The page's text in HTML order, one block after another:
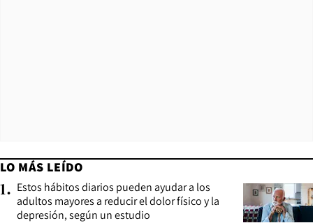
LO MÁS LEÍDO
1. Estos hábitos diarios pueden ayudar a los
adultos mayores a reducir el dolor físico y la
depresión, según un estudio